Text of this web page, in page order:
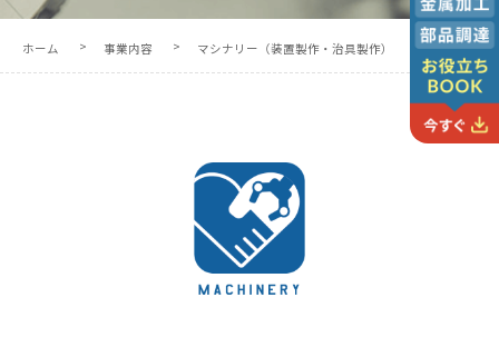
ホーム 事業内容 マシナリー（装置製作・治具製作）